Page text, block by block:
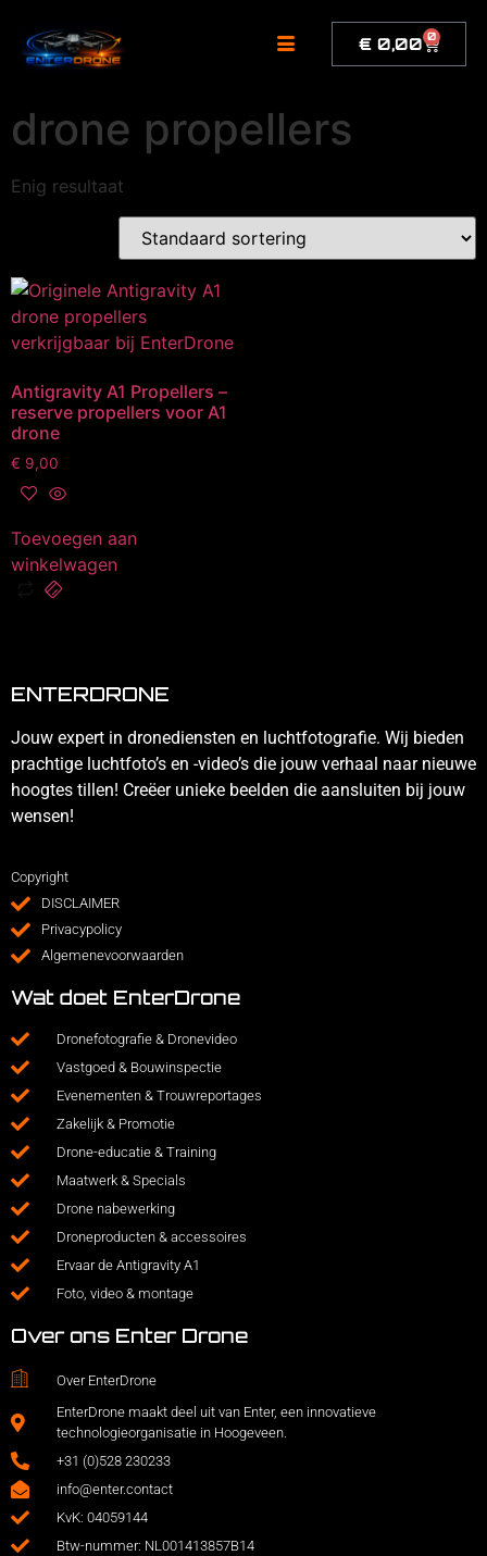
inhoud
€ 0,00 0
drone propellers
Enig resultaat
Antigravity A1 Propellers –
reserve propellers voor A1
drone
€ 9,00
Toevoegen aan
winkelwagen
ENTERDRONE
Jouw expert in dronediensten en luchtfotografie. Wij bieden
prachtige luchtfoto’s en -video’s die jouw verhaal naar nieuwe
hoogtes tillen! Creëer unieke beelden die aansluiten bij jouw
wensen!
Copyright
DISCLAIMER
Privacypolicy
Algemenevoorwaarden
Wat doet EnterDrone
Dronefotografie & Dronevideo
Vastgoed & Bouwinspectie
Evenementen & Trouwreportages
Zakelijk & Promotie
Drone-educatie & Training
Maatwerk & Specials
Drone nabewerking
Droneproducten & accessoires
Ervaar de Antigravity A1
Foto, video & montage
Over ons Enter Drone
Over EnterDrone
EnterDrone maakt deel uit van Enter, een innovatieve
technologieorganisatie in Hoogeveen.
+31 (0)528 230233
info@enter.contact
KvK: 04059144
Btw-nummer: NL001413857B14